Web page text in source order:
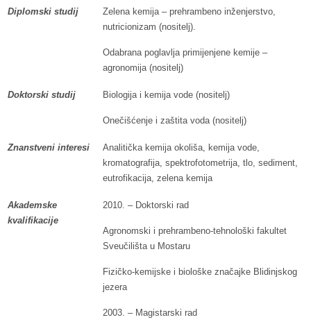
Diplomski studij
Zelena kemija – prehrambeno inženjerstvo,
nutricionizam (nositelj).
Odabrana poglavlja primijenjene kemije –
agronomija (nositelj)
Doktorski studij Biologija i kemija vode (nositelj)
Onečišćenje i zaštita voda (nositelj)
Znanstveni interesi
Analitička kemija okoliša, kemija vode,
kromatografija, spektrofotometrija, tlo, sediment,
eutrofikacija, zelena kemija
Akademske
kvalifikacije
2010. – Doktorski rad
Agronomski i prehrambeno-tehnološki fakultet
Sveučilišta u Mostaru
Fizičko-kemijske i biološke značajke Blidinjskog
jezera
2003. – Magistarski rad